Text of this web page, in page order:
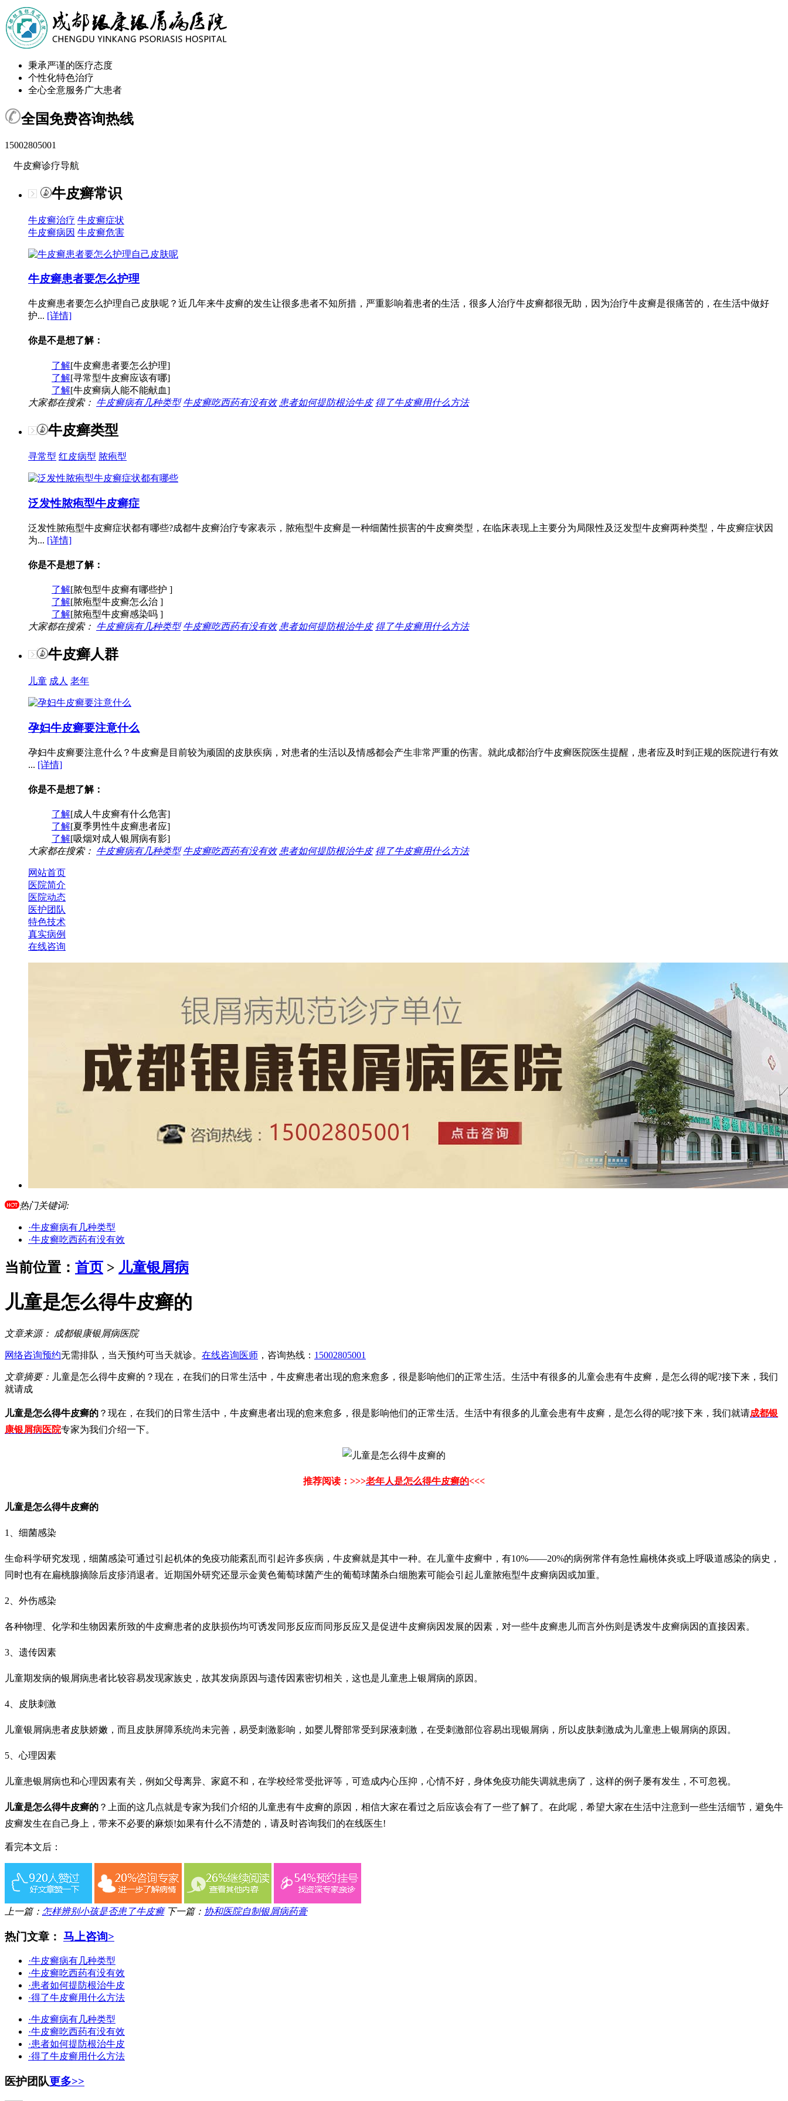
秉承严谨的医疗态度
个性化特色治疗
全心全意服务广大患者
全国免费咨询热线
15002805001
牛皮癣诊疗导航
牛皮癣常识
牛皮癣治疗 牛皮癣症状
牛皮癣病因 牛皮癣危害
牛皮癣患者要怎么护理
牛皮癣患者要怎么护理自己皮肤呢？近几年来牛皮癣的发生让很多患者不知所措，严重影响着患者的生活，很多人治疗牛皮癣都很无助，因为治疗牛皮癣是很痛苦的，在生活中做好
护... [详情]
你是不是想了解：
了解[牛皮癣患者要怎么护理]
了解[寻常型牛皮癣应该有哪]
了解[牛皮癣病人能不能献血]
大家都在搜索： 牛皮癣病有几种类型 牛皮癣吃西药有没有效 患者如何提防根治牛皮 得了牛皮癣用什么方法
牛皮癣类型
寻常型 红皮病型 脓疱型
泛发性脓疱型牛皮癣症
泛发性脓疱型牛皮癣症状都有哪些?成都牛皮癣治疗专家表示，脓疱型牛皮癣是一种细菌性损害的牛皮癣类型，在临床表现上主要分为局限性及泛发型牛皮癣两种类型，牛皮癣症状因
为... [详情]
你是不是想了解：
了解[脓包型牛皮癣有哪些护 ]
了解[脓疱型牛皮癣怎么治 ]
了解[脓疱型牛皮癣感染吗 ]
大家都在搜索： 牛皮癣病有几种类型 牛皮癣吃西药有没有效 患者如何提防根治牛皮 得了牛皮癣用什么方法
牛皮癣人群
儿童 成人 老年
孕妇牛皮癣要注意什么
孕妇牛皮癣要注意什么？牛皮癣是目前较为顽固的皮肤疾病，对患者的生活以及情感都会产生非常严重的伤害。就此成都治疗牛皮癣医院医生提醒，患者应及时到正规的医院进行有效
... [详情]
你是不是想了解：
了解[成人牛皮癣有什么危害]
了解[夏季男性牛皮癣患者应]
了解[吸烟对成人银屑病有影]
大家都在搜索： 牛皮癣病有几种类型 牛皮癣吃西药有没有效 患者如何提防根治牛皮 得了牛皮癣用什么方法
网站首页
医院简介
医院动态
医护团队
特色技术
真实病例
在线咨询
热门关键词:
·牛皮癣病有几种类型
·牛皮癣吃西药有没有效
当前位置： 首页 > 儿童银屑病
儿童是怎么得牛皮癣的
文章来源： 成都银康银屑病医院
网络咨询预约无需排队，当天预约可当天就诊。 在线咨询医师 ，咨询热线： 15002805001
文章摘要： 儿童是怎么得牛皮癣的？现在，在我们的日常生活中，牛皮癣患者出现的愈来愈多，很是影响他们的正常生活。生活中有很多的儿童会患有牛皮癣，是怎么得的呢?接下来，我们
就请成
儿童是怎么得牛皮癣的 ？现在，在我们的日常生活中，牛皮癣患者出现的愈来愈多，很是影响他们的正常生活。生活中有很多的儿童会患有牛皮癣，是怎么得的呢?接下来，我们就请成都银
康银屑病医院专家为我们介绍一下。
推荐阅读：>>>老年人是怎么得牛皮癣的<<<
儿童是怎么得牛皮癣的
1、细菌感染
生命科学研究发现，细菌感染可通过引起机体的免疫功能紊乱而引起许多疾病，牛皮癣就是其中一种。在儿童牛皮癣中，有10%——20%的病例常伴有急性扁桃体炎或上呼吸道感染的病史，
同时也有在扁桃腺摘除后皮疹消退者。近期国外研究还显示金黄色葡萄球菌产生的葡萄球菌杀白细胞素可能会引起儿童脓疱型牛皮癣病因或加重。
2、外伤感染
各种物理、化学和生物因素所致的牛皮癣患者的皮肤损伤均可诱发同形反应而同形反应又是促进牛皮癣病因发展的因素，对一些牛皮癣患儿而言外伤则是诱发牛皮癣病因的直接因素。
3、遗传因素
儿童期发病的银屑病患者比较容易发现家族史，故其发病原因与遗传因素密切相关，这也是儿童患上银屑病的原因。
4、皮肤刺激
儿童银屑病患者皮肤娇嫩，而且皮肤屏障系统尚未完善，易受刺激影响，如婴儿臀部常受到尿液刺激，在受刺激部位容易出现银屑病，所以皮肤刺激成为儿童患上银屑病的原因。
5、心理因素
儿童患银屑病也和心理因素有关，例如父母离异、家庭不和，在学校经常受批评等，可造成内心压抑，心情不好，身体免疫功能失调就患病了，这样的例子屡有发生，不可忽视。
儿童是怎么得牛皮癣的 ？上面的这几点就是专家为我们介绍的儿童患有牛皮癣的原因，相信大家在看过之后应该会有了一些了解了。在此呢，希望大家在生活中注意到一些生活细节，避免牛
皮癣发生在自己身上，带来不必要的麻烦!如果有什么不清楚的，请及时咨询我们的在线医生!
看完本文后：
上一篇： 怎样辨别小孩是否患了牛皮癣 下一篇： 协和医院自制银屑病药膏
热门文章： 马上咨询>
·牛皮癣病有几种类型
·牛皮癣吃西药有没有效
·患者如何提防根治牛皮
·得了牛皮癣用什么方法
·牛皮癣病有几种类型
·牛皮癣吃西药有没有效
·患者如何提防根治牛皮
·得了牛皮癣用什么方法
医护团队更多>>